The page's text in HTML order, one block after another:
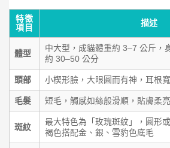
特徵
項目
描述
體型
中大型，成貓體重約 3–7 公斤，
約 30–50 公分
頭部 小楔形臉，大眼圓而有神，耳根
毛髮 短毛，觸感如絲般滑順，貼膚柔亮
斑紋
最大特色為「玫瑰斑紋」，圓形
褐色搭配金、銀、雪豹色底毛